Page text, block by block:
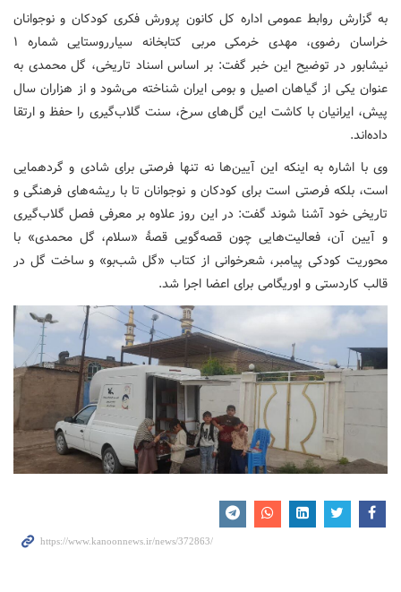
به گزارش روابط عمومی اداره کل کانون پرورش فکری کودکان و نوجوانان
خراسان رضوی، مهدی خرمکی مربی کتابخانه سیارروستایی شماره ۱
نیشابور در توضیح این خبر گفت: بر اساس اسناد تاریخی، گل‌ محمدی به‌
عنوان یکی از گیاهان اصیل و بومی ایران شناخته می‌شود و از هزاران سال
پیش، ایرانیان با کاشت این گل‌های سرخ، سنت گلاب‌گیری را حفظ و ارتقا
داده‌اند.
وی با اشاره به اینکه این آیین‌ها نه تنها فرصتی برای شادی و گردهمایی
است، بلکه فرصتی است برای کودکان و نوجوانان تا با ریشه‌های فرهنگی و
تاریخی خود آشنا شوند گفت: در این روز علاوه بر معرفی فصل گلاب‌گیری
و آیین آن، فعالیت‌هایی چون قصه‌گویی قصۀ «سلام، گل محمدی» با
محوریت کودکی پیامبر، شعرخوانی از کتاب «گل شب‌بو» و ساخت گل در
قالب کاردستی و اوریگامی برای اعضا اجرا شد.